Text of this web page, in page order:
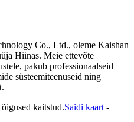
Co., Ltd., oleme Kaishan
Hiinas. Meie ettevõte
pakub professionaalseid
süsteemiteenuseid ning
kaitstud.Saidi kaart -